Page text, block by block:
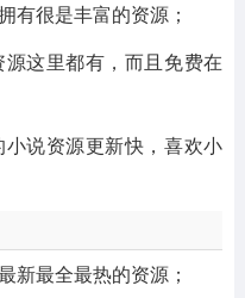
有很是丰富的资源；
这里都有，而且免费在
说资源更新快，喜欢小
新最全最热的资源；